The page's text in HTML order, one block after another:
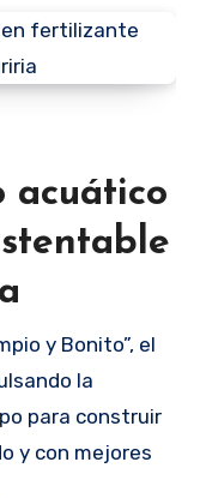
acuático
y Bonito”, el
la
para construir
y con mejores